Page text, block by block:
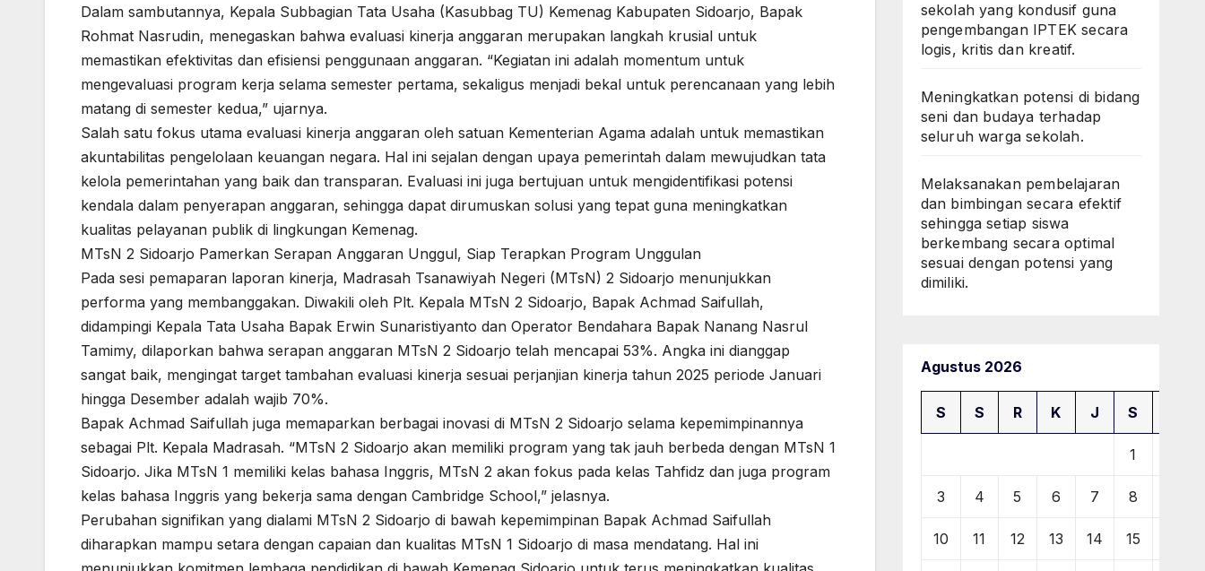
Dalam sambutannya, Kepala Subbagian Tata Usaha (Kasubbag TU) Kemenag Kabupaten Sidoarjo, Bapak
Rohmat Nasrudin, menegaskan bahwa evaluasi kinerja anggaran merupakan langkah krusial untuk
memastikan efektivitas dan efisiensi penggunaan anggaran. “Kegiatan ini adalah momentum untuk
mengevaluasi program kerja selama semester pertama, sekaligus menjadi bekal untuk perencanaan yang lebih
matang di semester kedua,” ujarnya.
Salah satu fokus utama evaluasi kinerja anggaran oleh satuan Kementerian Agama adalah untuk memastikan
akuntabilitas pengelolaan keuangan negara. Hal ini sejalan dengan upaya pemerintah dalam mewujudkan tata
kelola pemerintahan yang baik dan transparan. Evaluasi ini juga bertujuan untuk mengidentifikasi potensi
kendala dalam penyerapan anggaran, sehingga dapat dirumuskan solusi yang tepat guna meningkatkan
kualitas pelayanan publik di lingkungan Kemenag.
MTsN 2 Sidoarjo Pamerkan Serapan Anggaran Unggul, Siap Terapkan Program Unggulan
Pada sesi pemaparan laporan kinerja, Madrasah Tsanawiyah Negeri (MTsN) 2 Sidoarjo menunjukkan
performa yang membanggakan. Diwakili oleh Plt. Kepala MTsN 2 Sidoarjo, Bapak Achmad Saifullah,
didampingi Kepala Tata Usaha Bapak Erwin Sunaristiyanto dan Operator Bendahara Bapak Nanang Nasrul
Tamimy, dilaporkan bahwa serapan anggaran MTsN 2 Sidoarjo telah mencapai 53%. Angka ini dianggap
sangat baik, mengingat target tambahan evaluasi kinerja sesuai perjanjian kinerja tahun 2025 periode Januari
hingga Desember adalah wajib 70%.
Bapak Achmad Saifullah juga memaparkan berbagai inovasi di MTsN 2 Sidoarjo selama kepemimpinannya
sebagai Plt. Kepala Madrasah. “MTsN 2 Sidoarjo akan memiliki program yang tak jauh berbeda dengan MTsN 1
Sidoarjo. Jika MTsN 1 memiliki kelas bahasa Inggris, MTsN 2 akan fokus pada kelas Tahfidz dan juga program
kelas bahasa Inggris yang bekerja sama dengan Cambridge School,” jelasnya.
Perubahan signifikan yang dialami MTsN 2 Sidoarjo di bawah kepemimpinan Bapak Achmad Saifullah
diharapkan mampu setara dengan capaian dan kualitas MTsN 1 Sidoarjo di masa mendatang. Hal ini
sekolah yang kondusif guna
pengembangan IPTEK secara
logis, kritis dan kreatif.
Meningkatkan potensi di bidang
seni dan budaya terhadap
seluruh warga sekolah.
Melaksanakan pembelajaran
dan bimbingan secara efektif
sehingga setiap siswa
berkembang secara optimal
sesuai dengan potensi yang
dimiliki.
Agustus 2026
S S R K J S
1
3 4 5 6 7 8
10 11 12 13 14 15